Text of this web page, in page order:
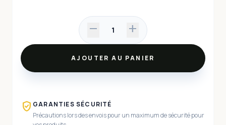
remove 1 add
AJOUTER AU PANIER
verified_user GARANTIES SÉCURITÉ
Précautions lors des envois pour un maximum de sécurité pour